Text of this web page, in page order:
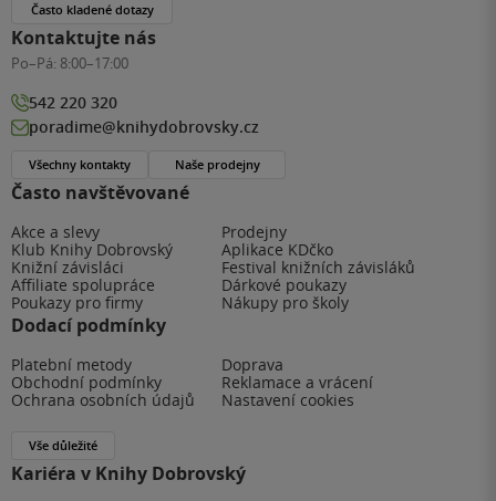
Často navštěvované
Akce a slevy
Prodejny
Klub Knihy Dobrovský
Aplikace KDčko
Knižní závisláci
Festival knižních závisláků
Affiliate spolupráce
Dárkové poukazy
Poukazy pro firmy
Nákupy pro školy
Dodací podmínky
Platební metody
Doprava
Obchodní podmínky
Reklamace a vrácení
Ochrana osobních údajů
Nastavení cookies
Vše důležité
Kariéra v Knihy Dobrovský
Často kladené dotazy
Kontaktujte nás
Po–Pá: 8:00–17:00
542 220 320
poradime@knihydobrovsky.cz
Všechny kontakty Naše prodejny